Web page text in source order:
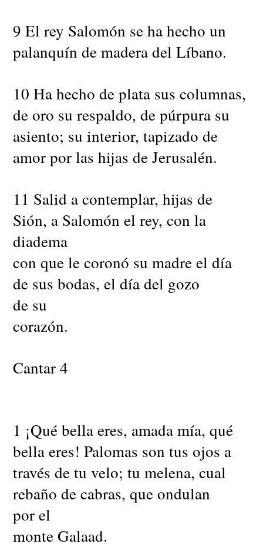
9 El rey Salomón se ha hecho un
palanquín de madera del Líbano.
10 Ha hecho de plata sus columnas,
de oro su respaldo, de púrpura su
asiento; su interior, tapizado de
amor por las hijas de Jerusalén.
11 Salid a contemplar, hijas de
Sión, a Salomón el rey, con la
diadema
con que le coronó su madre el día
de sus bodas, el día del gozo
de su
corazón.
Cantar 4
1 ¡Qué bella eres, amada mía, qué
bella eres! Palomas son tus ojos a
través de tu velo; tu melena, cual
rebaño de cabras, que ondulan
por el
monte Galaad.